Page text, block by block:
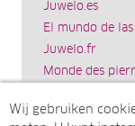
Juwelo.es
El mundo de
Juwelo.fr
Monde des
Il mondo delle
Wij gebruiken